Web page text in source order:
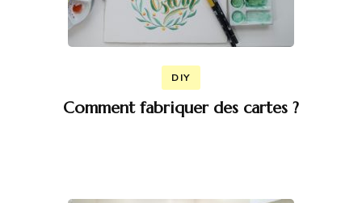
DIY
Comment fabriquer des cartes ?